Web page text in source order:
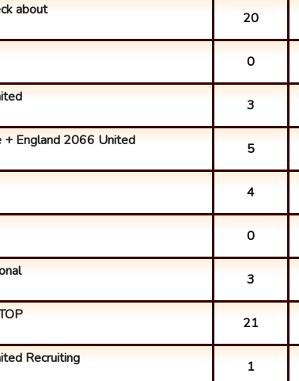
about 20
0
3
+ England 2066 United 5
4
0
3
21
Recruiting 1